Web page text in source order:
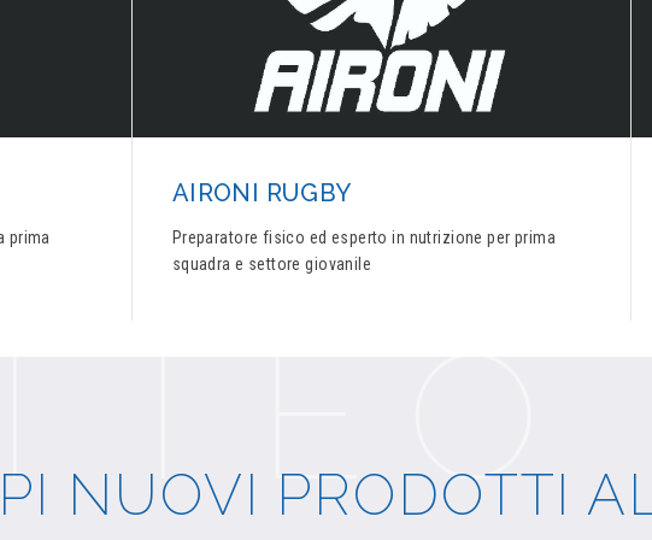
prima
AIRONI RUGBY
Preparatore fisico ed esperto in nutrizione per prima
squadra e settore giovanile
NUOVI PRODOTTI